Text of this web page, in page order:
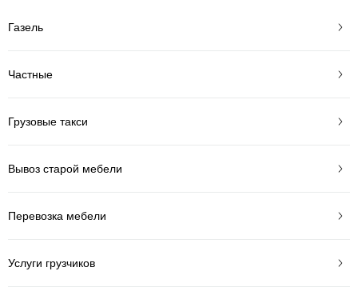
Газель
Частные
Грузовые такси
Вывоз старой мебели
Перевозка мебели
Услуги грузчиков